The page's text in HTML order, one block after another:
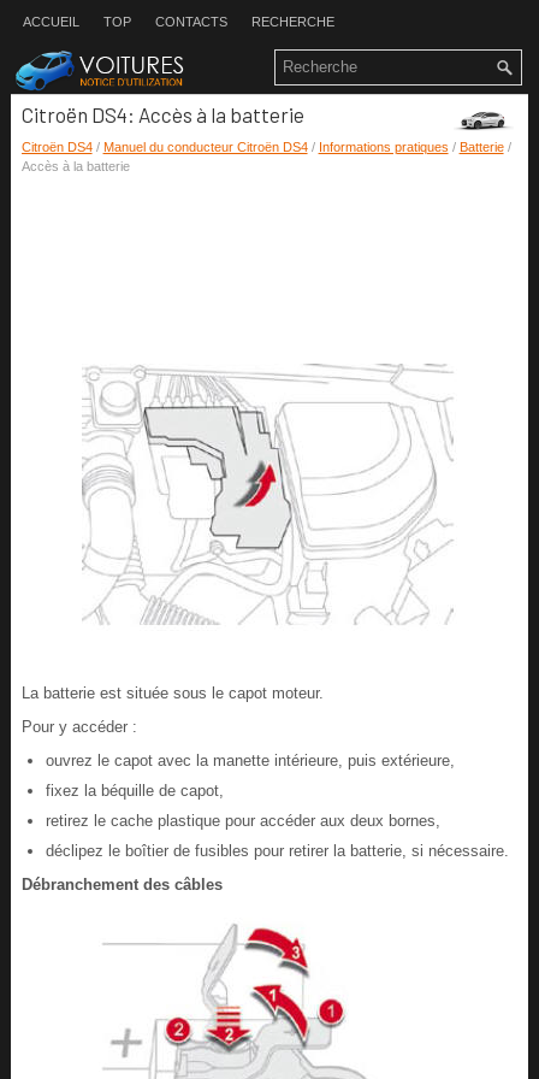
ACCUEIL TOP CONTACTS RECHERCHE
Citroën DS4: Accès à la batterie
Citroën DS4/ Manuel du conducteur Citroën DS4/ Informations pratiques / Batterie/
Accès à la batterie
La batterie est située sous le capot moteur.
Pour y accéder :
ouvrez le capot avec la manette intérieure, puis extérieure,
fixez la béquille de capot,
retirez le cache plastique pour accéder aux deux bornes,
déclipez le boîtier de fusibles pour retirer la batterie, si nécessaire.
Débranchement des câbles